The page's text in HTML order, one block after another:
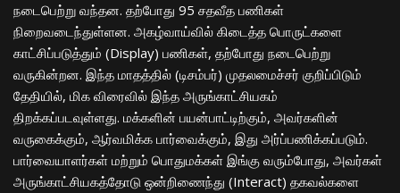
நடைபெற்று வந்தன. தற்போது 95 சதவீத பணிகள்
நிறைவடைந்துள்ளன. அகழ்வாய்வில் கிடைத்த பொருட்களை
காட்சிப்படுத்தும் (Display) பணிகள், தற்போது நடைபெற்று
வருகின்றன. இந்த மாதத்தில் (டிசம்பர்) முதலமைச்சர் குறிப்பிடும்
தேதியில், மிக விரைவில் இந்த அருங்காட்சியகம்
திறக்கப்படவுள்ளது. மக்களின் பயன்பாட்டிற்கும், அவர்களின்
வருகைக்கும், ஆர்வமிக்க பார்வைக்கும், இது அர்ப்பணிக்கப்படும்.
பார்வையாளர்கள் மற்றும் பொதுமக்கள் இங்கு வரும்போது, அவர்கள்
அருங்காட்சியகத்தோடு ஒன்றிணைந்து (Interact) தகவல்களை